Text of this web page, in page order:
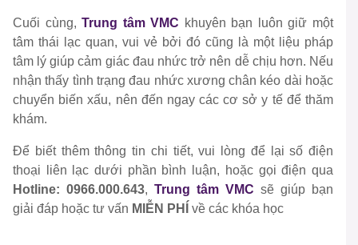
Cuối cùng,Trung tâm VMC khuyên bạn luôn giữ một
tâm thái lạc quan, vui vẻ bởi đó cũng là một liệu pháp
tâm lý giúp cảm giác đau nhức trở nên dễ chịu hơn. Nếu
nhận thấy tình trạng đau nhức xương chân kéo dài hoặc
chuyển biến xấu, nên đến ngay các cơ sở y tế để thăm
khám.
Để biết thêm thông tin chi tiết, vui lòng để lại số điện
thoại liên lạc dưới phần bình luận, hoặc gọi điện qua
Hotline: 0966.000.643, Trung tâm VMC sẽ giúp bạn
giải đáp hoặc tư vấn MIỄN PHÍ về các khóa học